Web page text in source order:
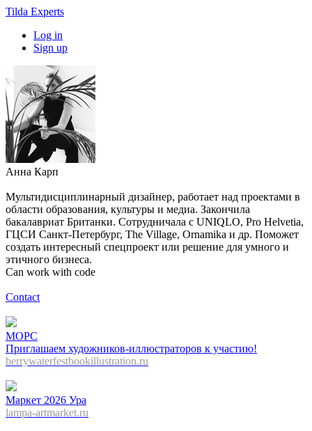
Tilda Experts
Log in
Sign up
Анна Карп
Мультидисциплинарный дизайнер, работает над проектами в
области образования, культуры и медиа. Закончила
бакалавриат Британки. Сотрудничала с UNIQLO, Pro Helvetia,
ГЦСИ Санкт-Петербург, The Village, Ornamika и др. Поможет
создать интересный спецпроект или решение для умного и
этичного бизнеса.
Can work with code
Contact
МОРС
Приглашаем художников-иллюстраторов к участию!
berrywaterfestbookillustration.ru
Маркет 2026 Ура
lampa-artmarket.ru